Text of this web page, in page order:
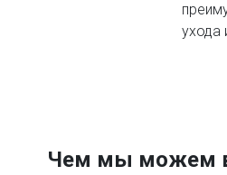
ухода
Чем мы можем